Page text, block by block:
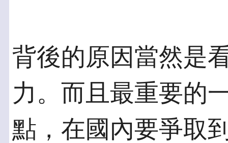
背後的原因當然是
力。而且最重要的
點，在國內要爭取